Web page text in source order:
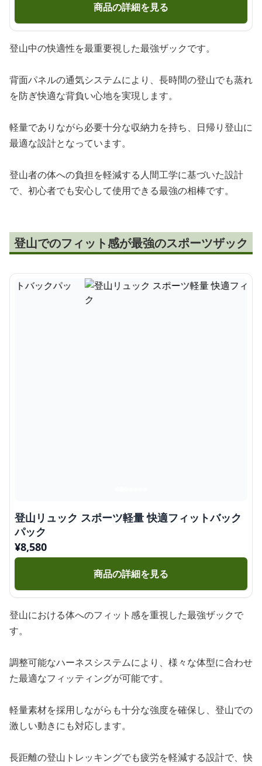
商品の詳細を見る
登山中の快適性を最重要視した最強ザックです。
背面パネルの通気システムにより、長時間の登山でも蒸れ
を防ぎ快適な背負い心地を実現します。
軽量でありながら必要十分な収納力を持ち、日帰り登山に
最適な設計となっています。
登山者の体への負担を軽減する人間工学に基づいた設計
で、初心者でも安心して使用できる最強の相棒です。
登山でのフィット感が最強のスポーツザック
登山リュック スポーツ軽量 快適フィットバック
パック
¥8,580
商品の詳細を見る
登山における体へのフィット感を重視した最強ザックで
す。
調整可能なハーネスシステムにより、様々な体型に合わせ
た最適なフィッティングが可能です。
軽量素材を採用しながらも十分な強度を確保し、登山での
激しい動きにも対応します。
長距離の登山トレッキングでも疲労を軽減する設計で、快